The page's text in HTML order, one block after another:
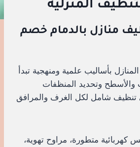
منازل بالدمام خصم
بأساليب علمية ومنهجية تبدأ
والأسطح وتحديد المنظفات
تنظيف شامل لكل الغرف والمرافق
كهربائية متطورة، مراوح تهوية،